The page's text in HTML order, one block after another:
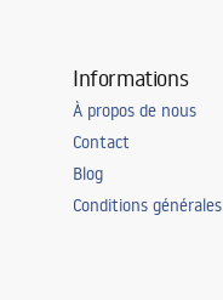
Informations
À propos de nous
Contact
Blog
Conditions générales